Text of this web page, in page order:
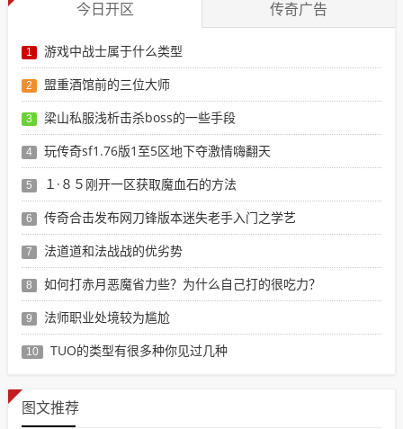
今日开区 传奇广告
1 游戏中战士属于什么类型
2 盟重酒馆前的三位大师
3 梁山私服浅析击杀boss的一些手段
4 玩传奇sf1.76版1至5区地下夺激情嗨翻天
5 １·８５刚开一区获取魔血石的方法
6 传奇合击发布网刀锋版本迷失老手入门之学艺
7 法道道和法战战的优劣势
8 如何打赤月恶魔省力些？为什么自己打的很吃力？
9 法师职业处境较为尴尬
10 TUO的类型有很多种你见过几种
图文推荐